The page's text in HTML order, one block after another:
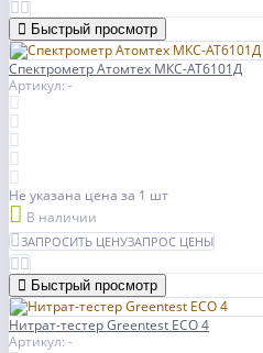
Быстрый просмотр
Спектрометр Атомтех МКС-АТ6101Д
Артикул: -
Не указана цена за 1 шт
В наличии
ЗАПРОСИТЬ ЦЕНУЗАПРОС ЦЕНЫ
Быстрый просмотр
Нитрат-тестер Greentest ECO 4
Артикул: -